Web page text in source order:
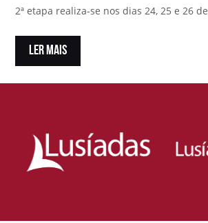
2ª etapa realiza-se nos dias 24, 25 e 26
LER MAIS